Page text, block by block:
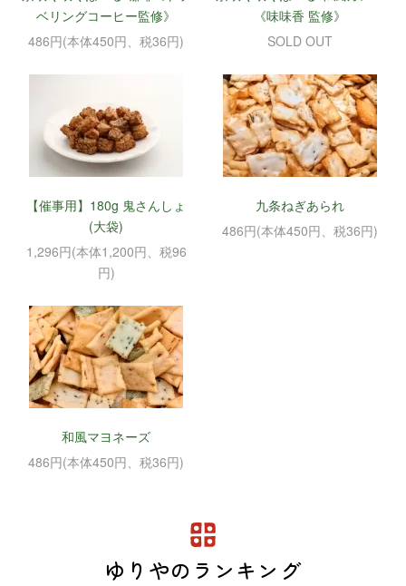
ベリングコーヒー監修》
486円(本体450円、税36円)
《味味香 監修》
SOLD OUT
【催事用】180g 鬼さんしょ
(大袋)
1,296円(本体1,200円、税96
円)
九条ねぎあられ
486円(本体450円、税36円)
和風マヨネーズ
486円(本体450円、税36円)
ゆりやのランキング